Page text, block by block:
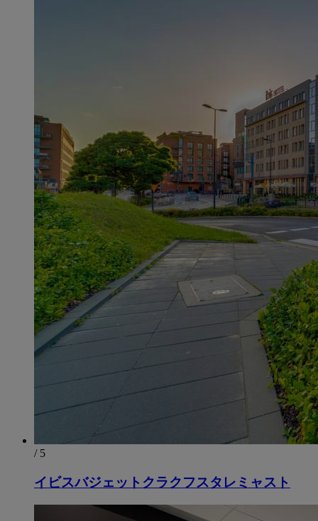
/ 5
イビスバジェットクラクフスタレミャスト